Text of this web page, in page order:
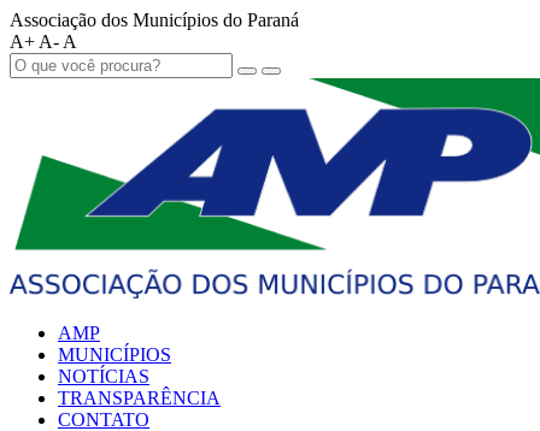
Associação dos Municípios do Paraná
A+ A- A
AMP
MUNICÍPIOS
NOTÍCIAS
TRANSPARÊNCIA
CONTATO